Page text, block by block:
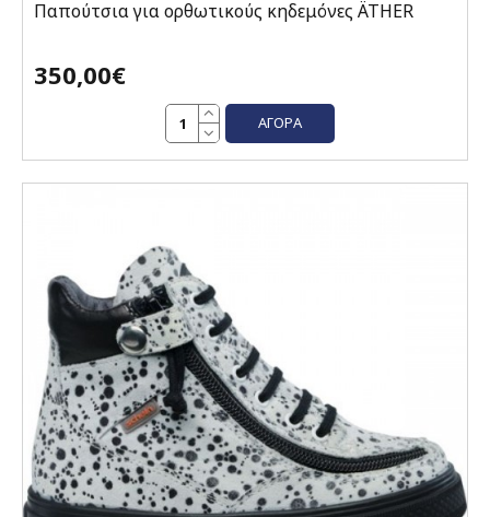
Παπούτσια για ορθωτικούς κηδεμόνες ÄTHER
350,00€
ΑΓΟΡΆ